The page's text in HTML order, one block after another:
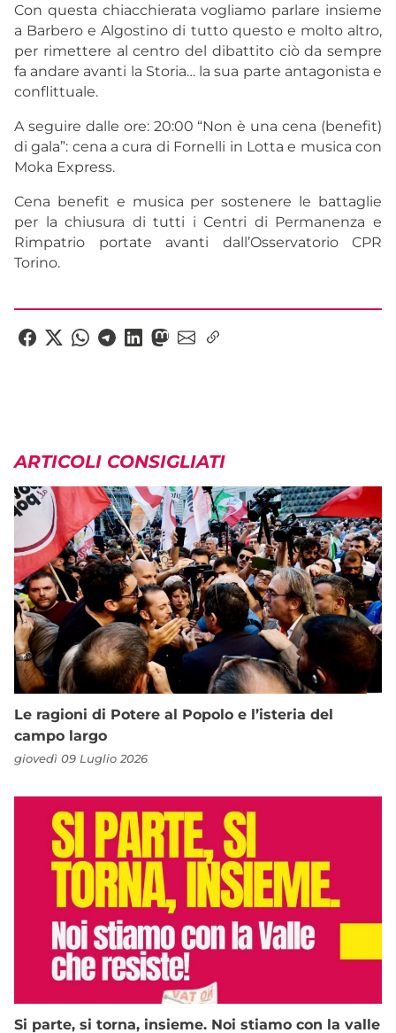
Con questa chiacchierata vogliamo parlare insieme
a Barbero e Algostino di tutto questo e molto altro,
per rimettere al centro del dibattito ciò da sempre
fa andare avanti la Storia… la sua parte antagonista e
conflittuale.
A seguire dalle ore: 20:00 “Non è una cena (benefit)
di gala”: cena a cura di Fornelli in Lotta e musica con
Moka Express.
Cena benefit e musica per sostenere le battaglie
per la chiusura di tutti i Centri di Permanenza e
Rimpatrio portate avanti dall’Osservatorio CPR
Torino.
ARTICOLI CONSIGLIATI
Le ragioni di Potere al Popolo e l’isteria del
campo largo
giovedì 09 Luglio 2026
Si parte, si torna, insieme. Noi stiamo con la valle